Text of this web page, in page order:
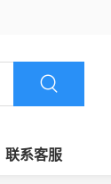
联系客服